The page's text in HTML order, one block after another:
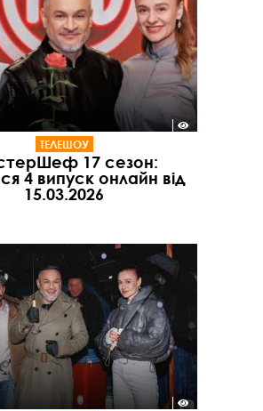
ТЕЛЕШОУ
17 сезон:
4 випуск онлайн від
15.03.2026